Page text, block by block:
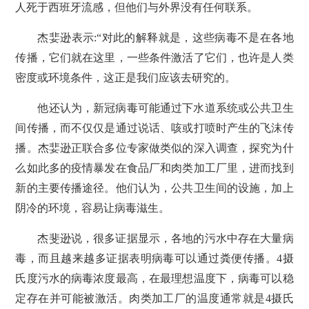
人死于西班牙流感，但他们与外界没有任何联系。
杰婓逊表示:“对此的解释就是，这些病毒不是在各地
传播，它们就在这里，一些条件激活了它们，也许是人类
密度或环境条件，这正是我们应该去研究的。
他还认为，新冠病毒可能通过下水道系统或公共卫生
间传播，而不仅仅是通过说话、咳或打喷时产生的飞沫传
播。杰婓逊正联合多位专家做类似的深入调查，探究为什
么如此多的疫情暴发在食品厂和肉类加工厂里，进而找到
新的主要传播途径。他们认为，公共卫生间的设施，加上
阴冷的环境，容易让病毒滋生。
杰斐逊说，很多证据显示，各地的污水中存在大量病
毒，而且越来越多证据表明病毒可以通过粪便传播。4摄
氏度污水的病毒浓度最高，在最理想温度下，病毒可以稳
定存在并可能被激活。肉类加工厂的温度通常就是4摄氏